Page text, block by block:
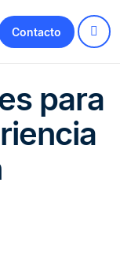
Contacto
para